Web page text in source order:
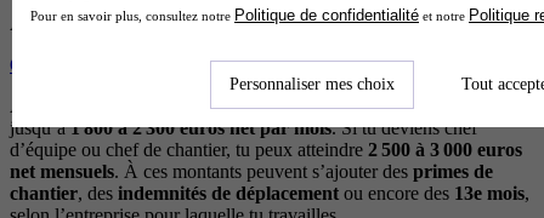
À lire également
Quels sont les métiers du bâtiment les mieux payés ?
Avec quelques années d’expérience, ta rémunération peut grimper
jusqu’à1 800 à 2 300 euros net par mois. Si tu deviens chef
d’équipe ou chef de chantier, tu peux atteindre 2 500 à 3 000 euros
net mensuels. À ces montants peuvent s’ajouter des primes de
chantier, des indemnités de déplacement ou encore des 13e mois,
Pour en savoir plus, consultez notre Politique de confidentialité et notre Politique
Personnaliser mes choix Tout